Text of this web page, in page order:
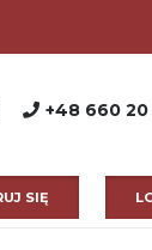
+48 660
SIĘ